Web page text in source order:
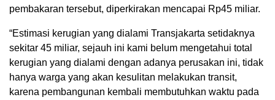
pembakaran tersebut, diperkirakan mencapai Rp45 miliar.
“Estimasi kerugian yang dialami Transjakarta setidaknya
sekitar 45 miliar, sejauh ini kami belum mengetahui total
kerugian yang dialami dengan adanya perusakan ini, tidak
hanya warga yang akan kesulitan melakukan transit,
karena pembangunan kembali membutuhkan waktu pada